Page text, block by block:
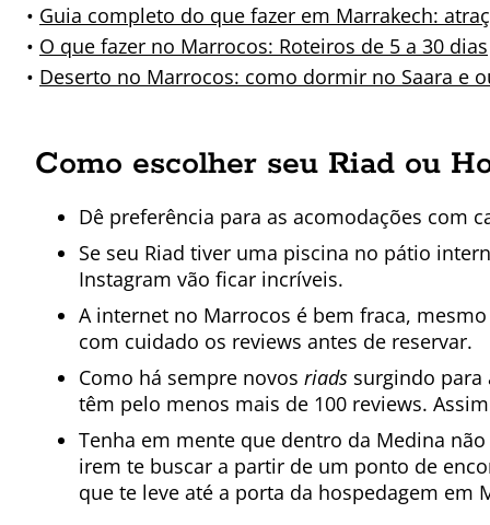
• Guia completo do que fazer em Marrakech:
• O que fazer no Marrocos: Roteiros de 5 a 30 dias
• Deserto no Marrocos: como dormir no Saara e
Como escolher seu Riad ou
Dê preferência para as acomodações com
Se seu Riad tiver uma piscina no pátio
Instagram vão ficar incríveis.
A internet no Marrocos é bem fraca,
com cuidado os reviews antes de reservar.
Como há sempre novos riads surgindo para
têm pelo menos mais de 100 reviews.
Tenha em mente que dentro da Medina
irem te buscar a partir de um ponto de
que te leve até a porta da hospedagem em